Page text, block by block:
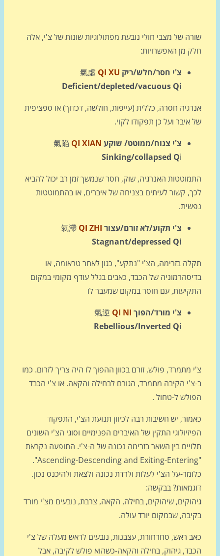
של מצבי חולי נובעת מפתולוגיות שונות של צ'י, אלה
מן האפשרויות:
צ'י חסר/חלש/ריק
氣虛 QI XU
Deficient/depleted/vacuous Qi
חסרה, כללית (עייפות, חולשה, דכדוך) או ספציפית
איבר ועל כן תפקודו לקוי.
צ'י צנוח/ממוטט/ שוקע
氣陥QI XIAN
Sinking/collapsed Q
האנרגיה, שוק, חסר שנמשך זמן רב יכול להביא
קשור לעיתים בצניחה של איברים, או בהתמוטטות
צ'י תקוע/לא זורם/עצור
氣滯 QI ZHI
Stagnant/depressed Qi
בזרימה, הצ'י "נתקע", כגון לאחר טראומה, או
של הכבד, כאבים בגלל עודף מקומי במקום
עם חוסר במקום שמעבר לו
צ'י מורד/הפוך
氣逆 QI NI
Rebellious/Inverted Qi
מתמרד, פולש, זורם בכוון ההפוך לו היה צריך לזרום. כמו
הקיבה מתמרד, הגורם לבחילה והקאה. או צ'י הכבד
ל-טחול .
יש חשיבות רבה לכיוון תנועת הצ'י, התפקוד
התקין של האיברים הפנימיים וסוגי הצ'י השונים
בין השאר בזרימה נכונה של ה-צ'י. התופעה נקראת
"Ascending-Descending and Exiting-Entering".
על הצ'י לעלות ולרדת נכונה ולצאת ולהיכנס נכון.
בבקשה:
שיהוקים, בחילה, הקאה, צרבת, נובעים מצ'י מורד
שבמקום יורד עולה.
ראש, סחרחורת, עצבנות, נובעים לראש מעלה של צ'י
גיהוק, בחילה והקאה-כשהוא פולש לקיבה, אבל